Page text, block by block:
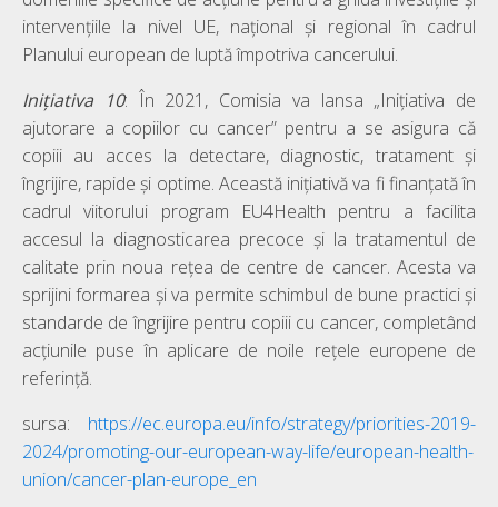
intervențiile la nivel UE, național și regional în cadrul
Planului european de luptă împotriva cancerului.
Inițiativa
10: În 2021, Comisia va lansa „Inițiativa de
ajutorare a copiilor cu cancer” pentru a se asigura că
copiii au acces la detectare, diagnostic, tratament și
îngrijire, rapide și optime. Această inițiativă va fi finanțată în
cadrul viitorului program EU4Health pentru a facilita
accesul la diagnosticarea precoce și la tratamentul de
calitate prin noua rețea de centre de cancer. Acesta va
sprijini formarea și va permite schimbul de bune practici și
standarde de îngrijire pentru copiii cu cancer, completând
acțiunile puse în aplicare de noile rețele europene de
referință.
sursa: https://ec.europa.eu/info/strategy/priorities-2019-
2024/promoting-our-european-way-life/european-health-
union/cancer-plan-europe_en